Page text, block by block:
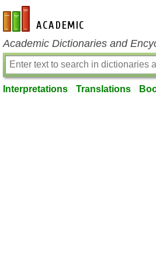
en-academic.com
Academic Dictionaries and
Interpretations Translations